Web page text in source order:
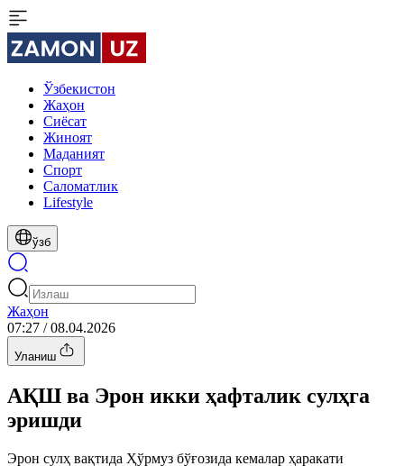
Ўзбекистон
Жаҳон
Сиёсат
Жиноят
Маданият
Спорт
Cаломатлик
Lifestyle
ўзб
Жаҳон
07:27 / 08.04.2026
Уланиш
АҚШ ва Эрон икки ҳафталик сулҳга
эришди
Эрон сулҳ вақтида Ҳўрмуз бўғозида кемалар ҳаракати